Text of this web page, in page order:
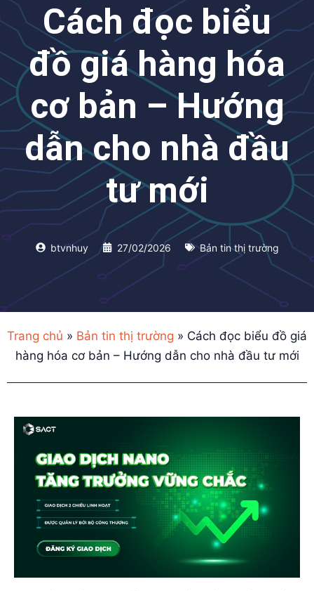
Cách đọc biểu
đồ giá hàng hóa
cơ bản – Hướng
dẫn cho nhà đầu
tư mới
btvnhuy 27/02/2026 Bản tin thị trường
Trang chủ » Bản tin thị trường » Cách đọc biểu đồ giá
hàng hóa cơ bản – Hướng dẫn cho nhà đầu tư mới